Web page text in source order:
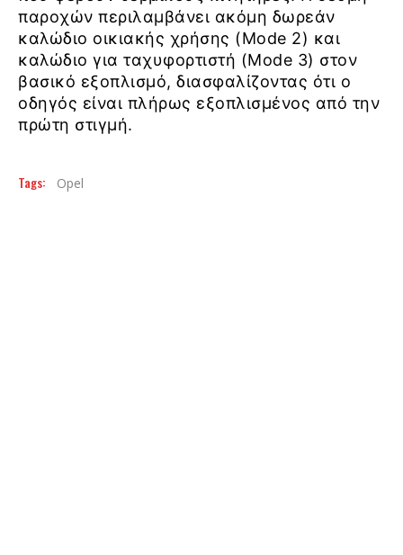
παροχών περιλαμβάνει ακόμη δωρεάν
καλώδιο οικιακής χρήσης (Mode 2) και
καλώδιο για ταχυφορτιστή (Mode 3) στον
βασικό εξοπλισμό, διασφαλίζοντας ότι ο
οδηγός είναι πλήρως εξοπλισμένος από την
πρώτη στιγμή.
Tags: Opel